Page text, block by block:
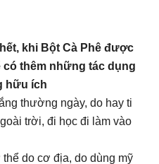
khi Bột Cà Phê được
có thêm những tác dụng
hữu ích
thường ngày, do hay ti
trời, đi học đi làm vào
do cơ địa, do dùng mỹ